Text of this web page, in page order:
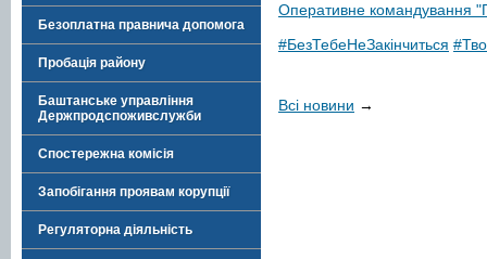
Безоплатна правнича допомога
Пробація району
Баштанське управління
Держпродспоживслужби
Спостережна комісія
Запобігання проявам корупції
Регуляторна діяльність
Оперативне командування
#БезТебеНеЗакінчиться
Всі новини →